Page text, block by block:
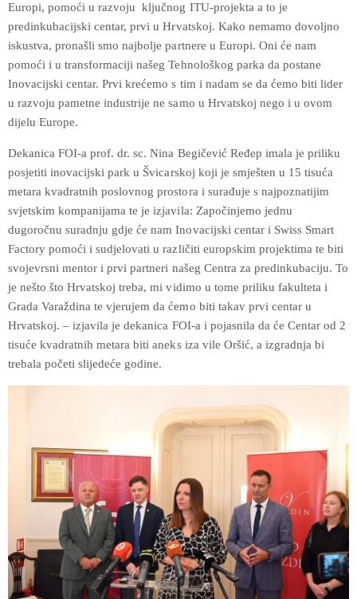
Europi, pomoći u razvoju ključnog ITU-projekta a to je
predinkubacijski centar, prvi u Hrvatskoj. Kako nemamo dovoljno
iskustva, pronašli smo najbolje partnere u Europi. Oni će nam
pomoći i u transformaciji našeg Tehnološkog parka da postane
Inovacijski centar. Prvi krećemo s tim i nadam se da ćemo biti lider
u razvoju pametne industrije ne samo u Hrvatskoj nego i u ovom
dijelu Europe.
Dekanica FOI-a prof. dr. sc. Nina Begičević Ređep imala je priliku
posjetiti inovacijski park u Švicarskoj koji je smješten u 15 tisuća
metara kvadratnih poslovnog prostora i surađuje s najpoznatijim
svjetskim kompanijama te je izjavila: Započinjemo jednu
dugoročnu suradnju gdje će nam Inovacijski centar i Swiss Smart
Factory pomoći i sudjelovati u različiti europskim projektima te biti
svojevrsni mentor i prvi partneri našeg Centra za predinkubaciju. To
je nešto što Hrvatskoj treba, mi vidimo u tome priliku fakulteta i
Grada Varaždina te vjerujem da ćemo biti takav prvi centar u
Hrvatskoj. – izjavila je dekanica FOI-a i pojasnila da će Centar od 2
tisuće kvadratnih metara biti aneks iza vile Oršić, a izgradnja bi
trebala početi slijedeće godine.